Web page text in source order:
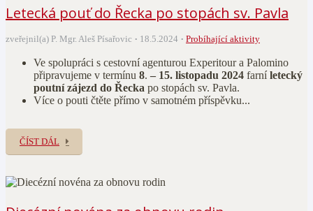
Letecká pouť do Řecka po stopách sv. Pavla
zveřejnil(a) P. Mgr. Aleš Písařovic 18.5.2024 Probíhající aktivity
Ve spolupráci s cestovní agenturou Experitour a Palomino
připravujeme v termínu 8. – 15. listopadu 2024 farníletecký
poutní zájezd do Řecka po stopách sv. Pavla.
Více o pouti čtěte přímo v samotném příspěvku...
ČÍST DÁL